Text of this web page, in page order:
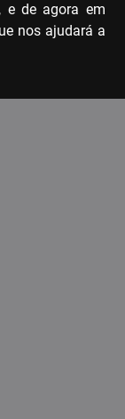
e de agora em
nos ajudará a